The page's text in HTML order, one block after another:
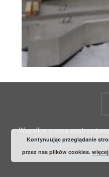
Wszelkie prawa
Polityka prywatności i
osobowych
Kontynuując przeglądanie
przez nas plików cookies.